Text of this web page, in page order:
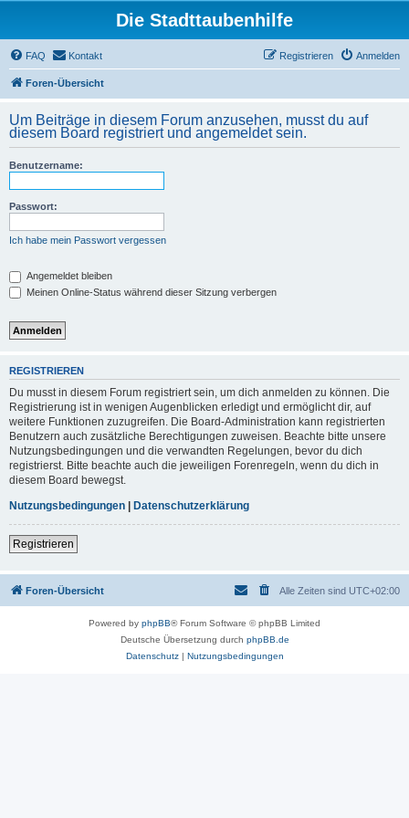
Die Stadttaubenhilfe
FAQ Kontakt Anmelden
Registrieren
Foren-Übersicht
Um Beiträge in diesem Forum anzusehen, musst du auf
diesem Board registriert und angemeldet sein.
Benutzername:
Passwort:
Ich habe mein Passwort vergessen
Angemeldet bleiben
Meinen Online-Status während dieser Sitzung verbergen
REGISTRIEREN
Du musst in diesem Forum registriert sein, um dich anmelden zu können. Die
Registrierung ist in wenigen Augenblicken erledigt und ermöglicht dir, auf
weitere Funktionen zuzugreifen. Die Board-Administration kann registrierten
Benutzern auch zusätzliche Berechtigungen zuweisen. Beachte bitte unsere
Nutzungsbedingungen und die verwandten Regelungen, bevor du dich
registrierst. Bitte beachte auch die jeweiligen Forenregeln, wenn du dich in
diesem Board bewegst.
Nutzungsbedingungen | Datenschutzerklärung
Registrieren
Foren-Übersicht Alle Zeiten sind UTC+02:00
Powered by phpBB® Forum Software © phpBB Limited
Deutsche Übersetzung durch phpBB.de
Datenschutz| Nutzungsbedingungen